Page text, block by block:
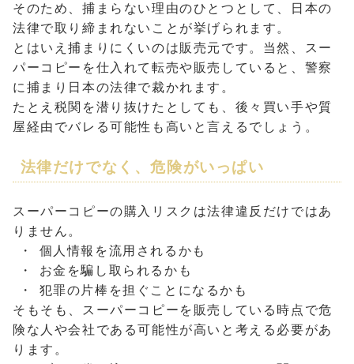
そのため、捕まらない理由のひとつとして、日本の
法律で取り締まれないことが挙げられます。
とはいえ捕まりにくいのは販売元です。当然、スー
パーコピーを仕入れて転売や販売していると、警察
に捕まり日本の法律で裁かれます。
たとえ税関を潜り抜けたとしても、後々買い手や質
屋経由でバレる可能性も高いと言えるでしょう。
法律だけでなく、危険がいっぱい
スーパーコピーの購入リスクは法律違反だけではあ
りません。
個人情報を流用されるかも
お金を騙し取られるかも
犯罪の片棒を担ぐことになるかも
そもそも、スーパーコピーを販売している時点で危
険な人や会社である可能性が高いと考える必要があ
ります。